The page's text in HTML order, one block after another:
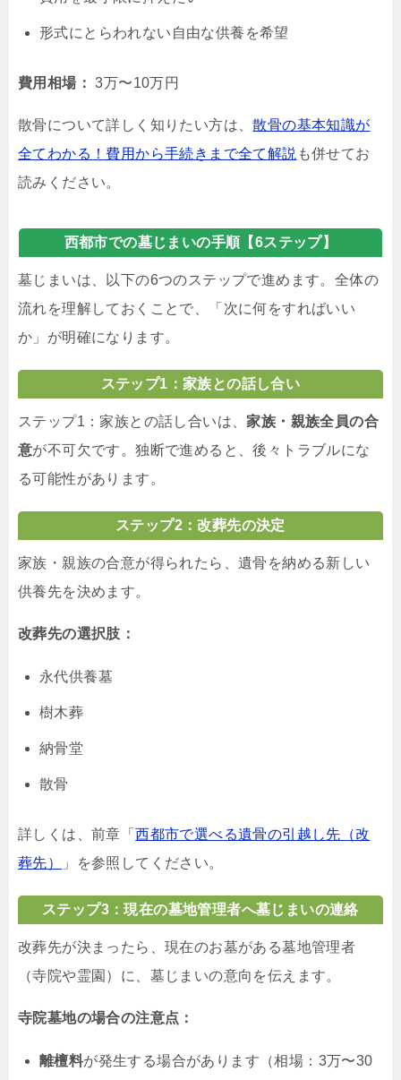
形式にとらわれない自由な供養を希望
費用相場： 3万〜10万円
散骨について詳しく知りたい方は、散骨の基本知識が
全てわかる！費用から手続きまで全て解説 も併せてお
読みください。
西都市での墓じまいの手順【6ステップ】
墓じまいは、以下の6つのステップで進めます。全体の
流れを理解しておくことで、「次に何をすればいい
か」が明確になります。
ステップ1：家族との話し合い
ステップ1：家族との話し合いは、 家族・親族全員の合
意が不可欠です。独断で進めると、後々トラブルにな
る可能性があります。
ステップ2：改葬先の決定
家族・親族の合意が得られたら、遺骨を納める新しい
供養先を決めます。
改葬先の選択肢：
永代供養墓
樹木葬
納骨堂
散骨
詳しくは、前章「西都市で選べる遺骨の引越し先（改
葬先）
」を参照してください。
ステップ3：現在の墓地管理者へ墓じまいの連絡
改葬先が決まったら、現在のお墓がある墓地管理者
（寺院や霊園）に、墓じまいの意向を伝えます。
寺院墓地の場合の注意点：
離檀料が発生する場合があります（相場：3万〜30